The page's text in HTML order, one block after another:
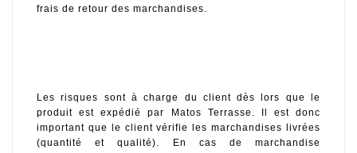
frais de retour des marchandises.
Les risques sont à charge du client dès lors que le
produit est expédié par Matos Terrasse. Il est donc
important que le client vérifie les marchandises livrées
(quantité et qualité). En cas de marchandise